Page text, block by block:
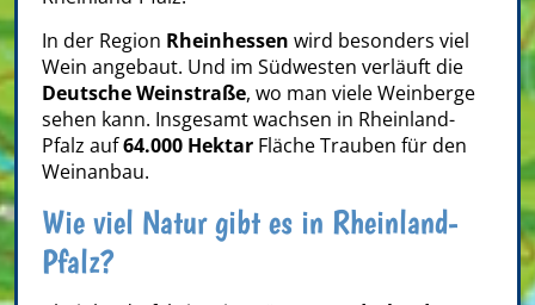
In der Region Rheinhessen wird besonders viel
Wein angebaut. Und im Südwesten verläuft die
Deutsche Weinstraße, wo man viele Weinberge
sehen kann. Insgesamt wachsen in Rheinland-
Pfalz auf64.000 Hektar Fläche Trauben für den
Weinanbau.
Wie viel Natur gibt es in Rheinland-
Pfalz?